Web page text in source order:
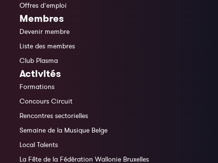
Offres d’emploi
Membres
Devenir membre
Liste des membres
Club Plasma
Activités
Formations
Concours Circuit
Rencontres sectorielles
Semaine de la Musique Belge
Local Talents
La Fête de la Fédération Wallonie Bruxelles